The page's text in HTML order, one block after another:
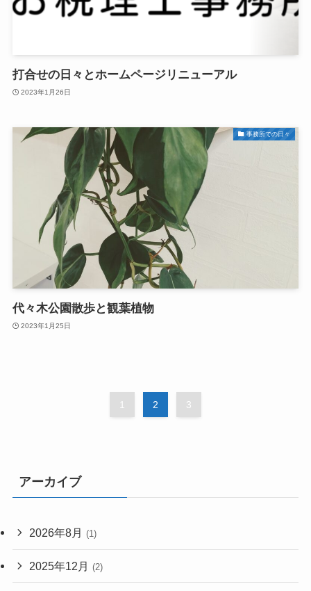
打合せの日々とホームページリニューアル
2023年1月26日
事務所での日々
代々木公園散歩と観葉植物
2023年1月25日
1 2 3
アーカイブ
2026年8月 (1)
2025年12月 (2)